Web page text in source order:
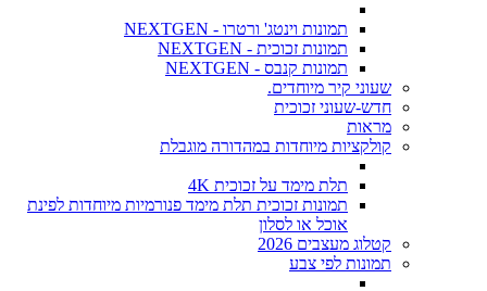
תמונות וינטג' ורטרו - NEXTGEN
תמונות זכוכית - NEXTGEN
תמונות קנבס - NEXTGEN
שעוני קיר מיוחדים.
חדש-שעוני זכוכית
מראות
קולקציות מיוחדות במהדורה מוגבלת
תלת מימד על זכוכית 4K
תמונות זכוכית תלת מימד פנורמיות מיוחדות לפינת
אוכל או לסלון
קטלוג מעצבים 2026
תמונות לפי צבע